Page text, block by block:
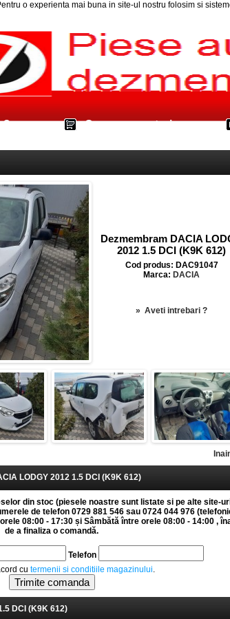
o experienta mai buna in site-ul nostru folosim si
Cos cumparaturi
Dezmembram DACIA
2012 1.5 DCI (K9K 612)
Cod produs: DAC91047
Marca: DACIA
» Aveti intrebari ?
LODGY 2012 1.5 DCI (K9K 612)
din stoc (piesele noastre sunt listate si pe alte site-
de telefon 0729 881 546 sau 0724 044 976
08:00 - 17:30 și Sâmbătă între orele 08:00 - 14:00 ,
de a finaliza o comandă.
Telefon
cu termenii si conditiile magazinului.
DCI (K9K 612)